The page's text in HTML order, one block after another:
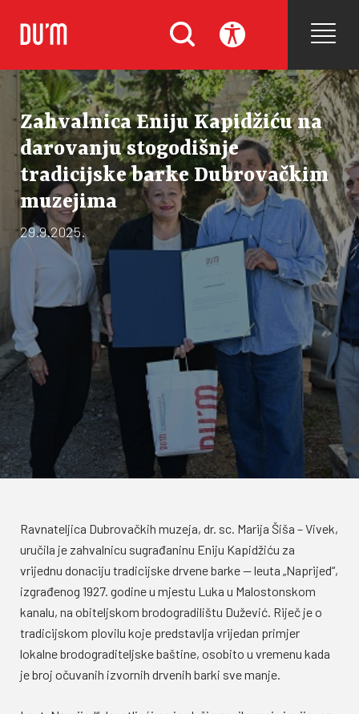
Zahvalnica Eniju Kapidžiću na
darovanju stogodišnje
tradicijske barke Dubrovačkim
muzejima
29.9.2025.
Ravnateljica Dubrovačkih muzeja, dr. sc. Marija Šiša – Vivek,
uručila je zahvalnicu sugrađaninu Eniju Kapidžiću za
vrijednu donaciju tradicijske drvene barke — leuta „Naprijed“,
izgrađenog 1927. godine u mjestu Luka u Malostonskom
kanalu, na obiteljskom brodogradilištu Dužević. Riječ je o
tradicijskom plovilu koje predstavlja vrijedan primjer
lokalne brodograditeljske baštine, osobito u vremenu kada
je broj očuvanih izvornih drvenih barki sve manje.